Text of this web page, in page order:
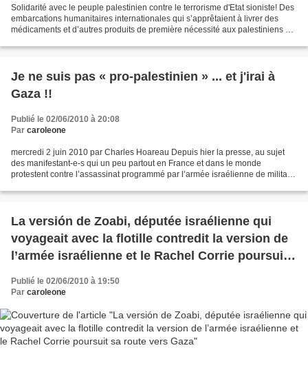
Solidarité avec le peuple palestinien contre le terrorisme d'Etat sioniste! Des
embarcations humanitaires internationales qui s’apprêtaient à livrer des
médicaments et d’autres produits de première nécessité aux palestiniens de
Je ne suis pas « pro-palestinien » ... et j'irai à
Gaza !!
Publié le 02/06/2010 à 20:08
Par caroleone
mercredi 2 juin 2010 par Charles Hoareau Depuis hier la presse, au sujet
des manifestant-e-s qui un peu partout en France et dans le monde
protestent contre l’assassinat programmé par l’armée israélienne de militant-
La versión de Zoabi, députée israélienne qui
voyageait avec la flotille contredit la version de
l’armée israélienne et le Rachel Corrie poursuit
sa route vers Gaza
Publié le 02/06/2010 à 19:50
Par caroleone